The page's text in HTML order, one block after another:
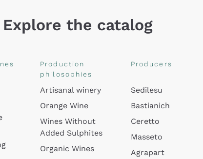
Explore the catalog
Production
philosophies
Artisanal winery
Orange Wine
Wines Without
Added Sulphites
Organic Wines
Producers
Sedilesu
Bastianich
Ceretto
Masseto
Agrapart